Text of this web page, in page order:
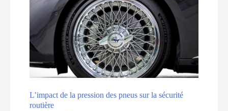
auto
les
frimas
L’impact de la pression des pneus sur la sécurité
routière